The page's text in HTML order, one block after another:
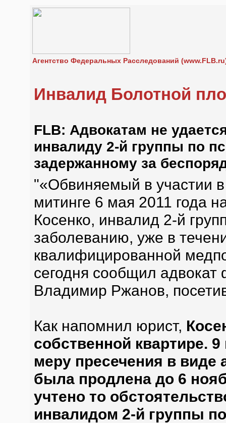
Агентство Федеральных Расследований
Инвалид Болотной
FLB: Адвокатам не
инвалиду 2-й группы по
задержанному за
"«Обвиняемый в участии
митинге 6 мая 2011 года
Косенко, инвалид 2-й
заболеванию, уже в
квалифицированной
сегодня сообщил
Владимир Ржанов,
Как напомнил юрист,
собственной квартире.
меру пресечения в виде
была продлена до 6
учтено то
инвалидом 2-й группы